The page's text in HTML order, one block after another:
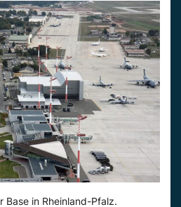
Base in Rheinland-Pfalz.